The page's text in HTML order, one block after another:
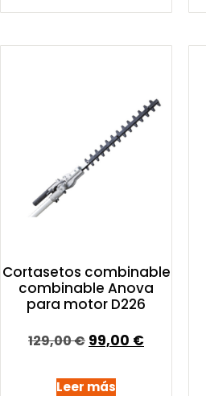
Cortasetos combinable
combinable Anova
para motor D226
129,00€ 99,00 €
Leer más